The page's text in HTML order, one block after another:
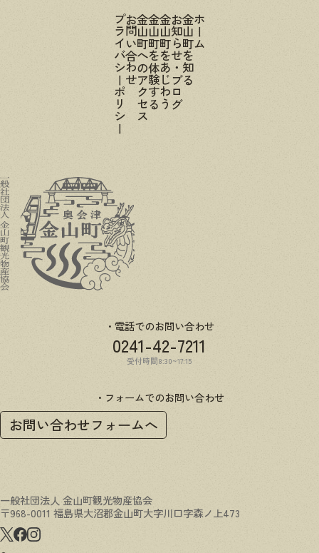
ホーム
金山町を知る
お知らせ・ブログ
金山町をあじわう
金山町を体験する
金山町へのアクセス
お問い合わせ
プライバシーポリシー
電話でのお問い合わせ
0241-42-7211
受付時間8:30~17:15
フォームでのお問い合わせ
お問い合わせフォームへ
一般社団法人 金山町観光物産協会
〒968-0011 福島県大沼郡金山町大字川口字森ノ上473